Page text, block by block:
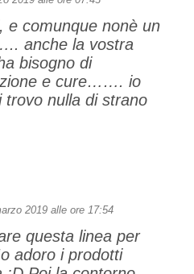
e comunque nonè un
anche la vostra
bisogno di
e cure……. io
trovo nulla di strano
2019 alle ore 17:54
questa linea per
adoro i prodotti